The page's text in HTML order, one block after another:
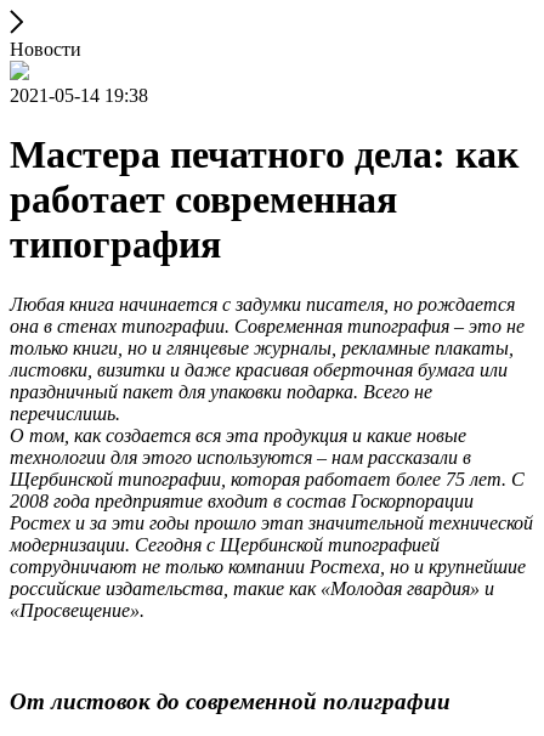
Новости
2021-05-14 19:38
Мастера печатного дела: как
работает современная
типография
Любая книга начинается с задумки писателя, но рождается
она в стенах типографии. Современная типография – это не
только книги, но и глянцевые журналы, рекламные плакаты,
листовки, визитки и даже красивая оберточная бумага или
праздничный пакет для упаковки подарка. Всего не
перечислишь.
О том, как создается вся эта продукция и какие новые
технологии для этого используются – нам рассказали в
Щербинской типографии, которая работает более 75 лет. С
2008 года предприятие входит в состав Госкорпорации
Ростех и за эти годы прошло этап значительной технической
модернизации. Сегодня с Щербинской типографией
сотрудничают не только компании Ростеха, но и крупнейшие
российские издательства, такие как «Молодая гвардия» и
«Просвещение».
От листовок до современной полиграфии